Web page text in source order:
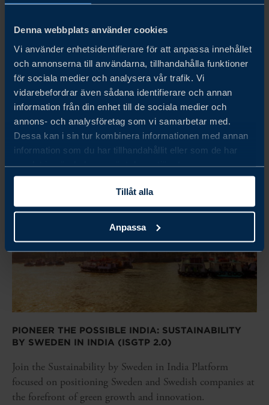
Denna webbplats använder cookies
Vi använder enhetsidentifierare för att anpassa innehållet
och annonserna till användarna, tillhandahålla funktioner
för sociala medier och analysera vår trafik. Vi
vidarebefordrar även sådana identifierare och annan
information från din enhet till de sociala medier och
annons- och analysföretag som vi samarbetar med.
Dessa kan i sin tur kombinera informationen med annan
information som du har tillhandahållit eller som de har
samlat in när du har använt deras tjänster.
Tillåt alla
Anpassa
SWEDEN - JAPAN SUSTAINABILITY SUMMIT 2026
LÄS MER
PIONEER THE POSSIBLE INDIA: SUSTAINABILITY
BY SWEDEN IN INDIA (ISGTP 2.0)
Join the Sustainability by Sweden in India Platform
focused on positioning Sweden and Swedish companies at
the forefront of green growth and innovation.